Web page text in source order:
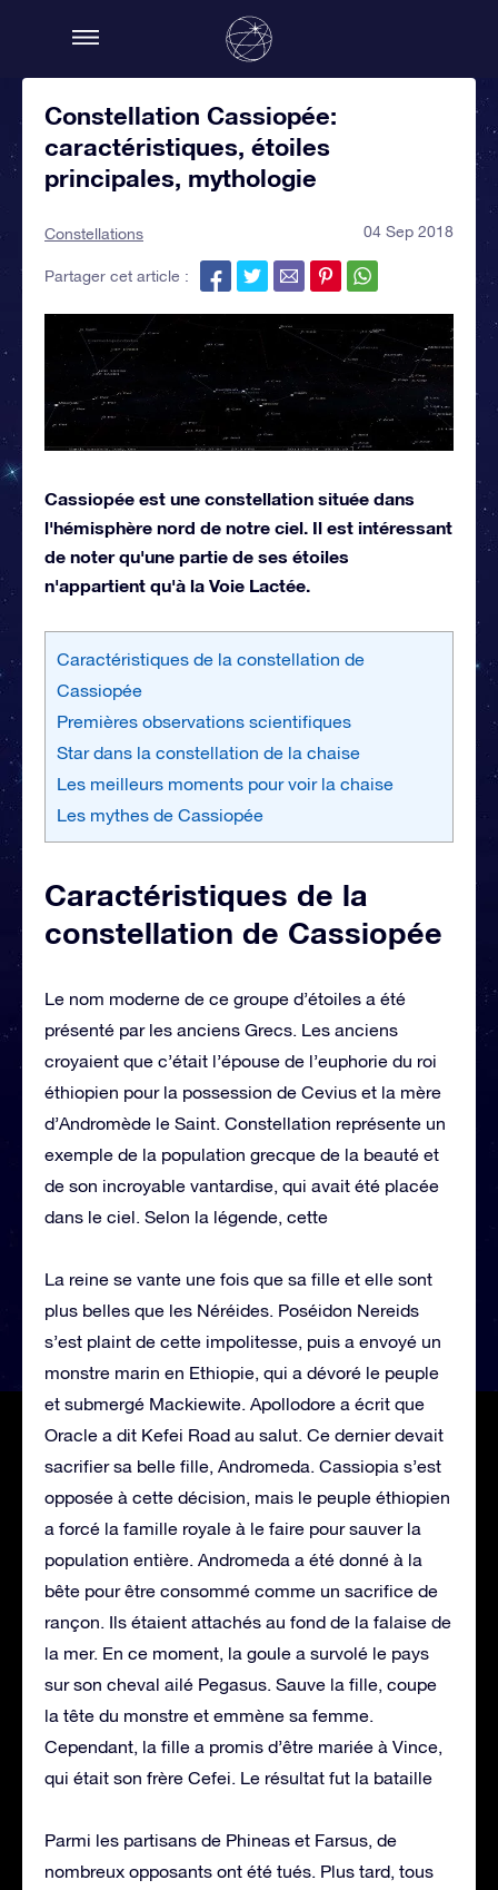
Constellation Cassiopée:
caractéristiques, étoiles
principales, mythologie
Constellations 04 Sep 2018
Partager cet article :
Cassiopée est une constellation située dans
l'hémisphère nord de notre ciel. Il est intéressant
de noter qu'une partie de ses étoiles
n'appartient qu'à la Voie Lactée.
Caractéristiques de la constellation de
Cassiopée
Premières observations scientifiques
Star dans la constellation de la chaise
Les meilleurs moments pour voir la chaise
Les mythes de Cassiopée
Caractéristiques de la
constellation de Cassiopée
Le nom moderne de ce groupe d’étoiles a été
présenté par les anciens Grecs. Les anciens
croyaient que c’était l’épouse de l’euphorie du roi
éthiopien pour la possession de Cevius et la mère
d’Andromède le Saint. Constellation représente un
exemple de la population grecque de la beauté et
de son incroyable vantardise, qui avait été placée
dans le ciel. Selon la légende, cette
La reine se vante une fois que sa fille et elle sont
plus belles que les Néréides. Poséidon Nereids
s’est plaint de cette impolitesse, puis a envoyé un
monstre marin en Ethiopie, qui a dévoré le peuple
et submergé Mackiewite. Apollodore a écrit que
Oracle a dit Kefei Road au salut. Ce dernier devait
sacrifier sa belle fille, Andromeda. Cassiopia s’est
opposée à cette décision, mais le peuple éthiopien
a forcé la famille royale à le faire pour sauver la
population entière. Andromeda a été donné à la
bête pour être consommé comme un sacrifice de
rançon. Ils étaient attachés au fond de la falaise de
la mer. En ce moment, la goule a survolé le pays
sur son cheval ailé Pegasus. Sauve la fille, coupe
la tête du monstre et emmène sa femme.
Cependant, la fille a promis d’être mariée à Vince,
qui était son frère Cefei. Le résultat fut la bataille
Parmi les partisans de Phineas et Farsus, de
nombreux opposants ont été tués. Plus tard, tous